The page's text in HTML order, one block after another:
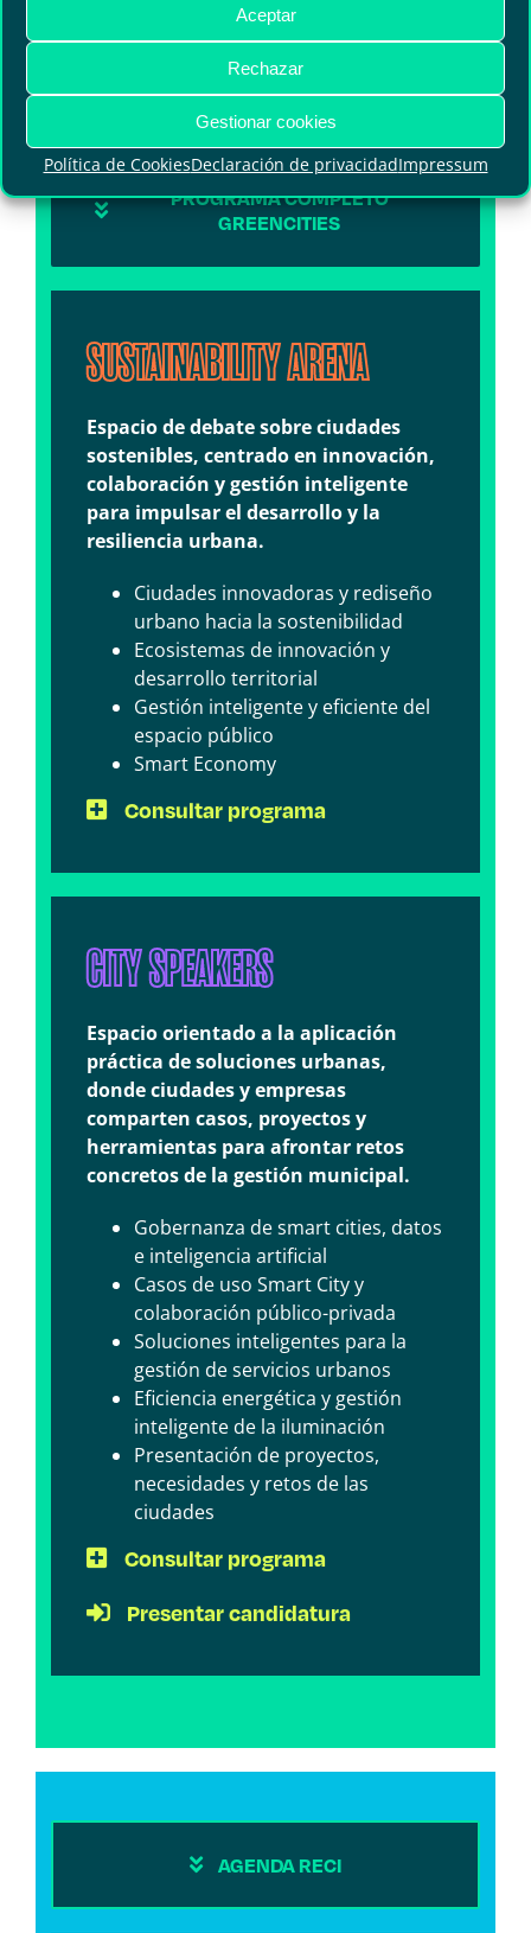
Aceptar
Rechazar
Gestionar cookies
Política de CookiesDeclaración de privacidadImpressum
para el futuro.
PROGRAMA COMPLETO
GREENCITIES
SUSTAINABILITY ARENA
Espacio de debate sobre ciudades
sostenibles, centrado en innovación,
colaboración y gestión inteligente
para impulsar el desarrollo y la
resiliencia urbana.
Ciudades innovadoras y rediseño
urbano hacia la sostenibilidad
Ecosistemas de innovación y
desarrollo territorial
Gestión inteligente y eficiente del
espacio público
Smart Economy
Consultar programa
CITY SPEAKERS
Espacio orientado a la aplicación
práctica de soluciones urbanas,
donde ciudades y empresas
comparten casos, proyectos y
herramientas para afrontar retos
concretos de la gestión municipal.
Gobernanza de smart cities, datos
e inteligencia artificial
Casos de uso Smart City y
colaboración público-privada
Soluciones inteligentes para la
gestión de servicios urbanos
Eficiencia energética y gestión
inteligente de la iluminación
Presentación de proyectos,
necesidades y retos de las
ciudades
Consultar programa
Presentar candidatura
AGENDA RECI